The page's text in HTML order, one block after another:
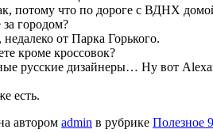
потому что по дороге с ВДНХ
городом?
от Парка Горь­кого.
кроме кроссовок?
русские дизайнеры… Ну вот
есть.
автором admin в рубрике Полезное 9